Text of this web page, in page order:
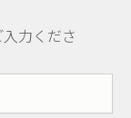
力くださ